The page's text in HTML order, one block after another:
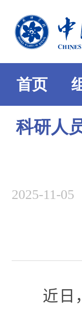
首页
科研人
2025-11-05
近日